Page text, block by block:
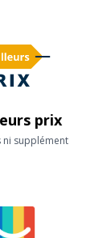
prix
ni supplément